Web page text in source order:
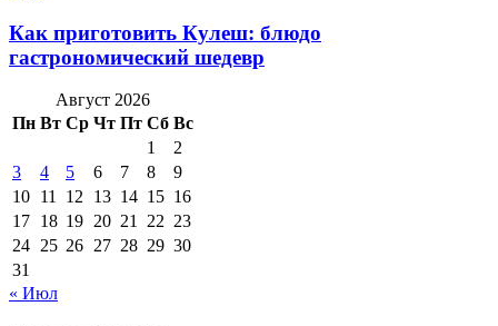
Как приготовить Кулеш: блюдо
гастрономический шедевр
Август 2026
Пн Вт Ср Чт Пт Сб Вс
1
2
3
4 5 6 7 8
9
10 11 12 13 14 15 16
17 18 19 20 21 22 23
24 25 26 27 28 29 30
31
« Июл